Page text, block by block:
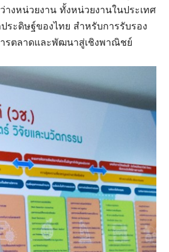
งหน่วยงาน ทั้งหน่วยงานในประเทศ
ระดิษฐ์ของไทย สำหรับการรับรอง
รตลาดและพัฒนาสู่เชิงพาณิชย์